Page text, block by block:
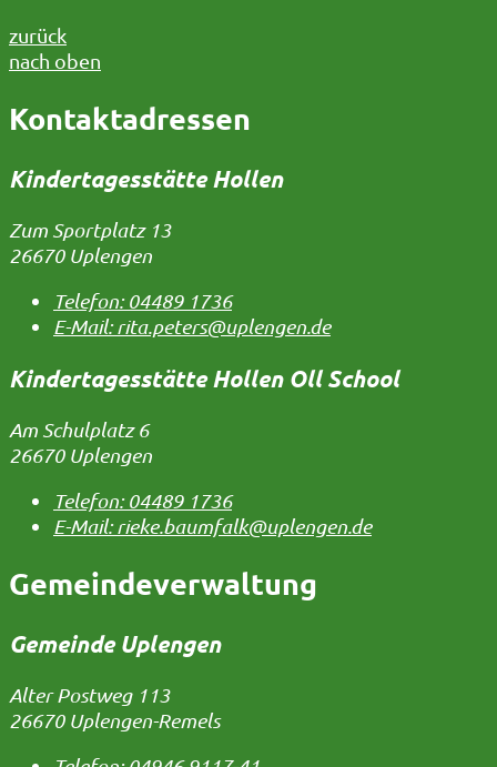
zurück
nach oben
Kontaktadressen
Kindertagesstätte Hollen
Zum Sportplatz 13
26670 Uplengen
Telefon:04489 1736
E-Mail:rita.peters@uplengen.de
Kindertagesstätte Hollen Oll School
Am Schulplatz 6
26670 Uplengen
Telefon:04489 1736
E-Mail:rieke.baumfalk@uplengen.de
Gemeindeverwaltung
Gemeinde Uplengen
Alter Postweg 113
26670 Uplengen-Remels